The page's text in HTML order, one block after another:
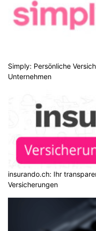
Simply: Persönliche
Unternehmen
insurando.ch: Ihr
Versicherungen